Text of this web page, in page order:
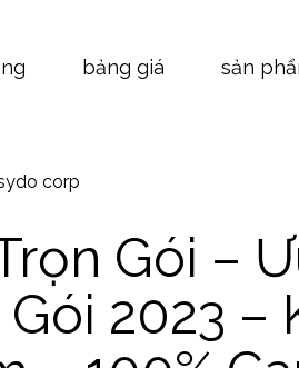
bảng giá
Báo giá thiết kế kiến trúc
Báo giá cải tạo nhà ở
Bảng tiến độ xây dựng nhà
sản
Báo giá xây nhà phần thô
Bảng tiến độ xây dựng nhà
Gói –
2023 –